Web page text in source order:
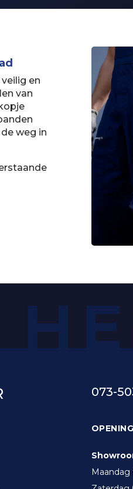
en
van
weg in
073-